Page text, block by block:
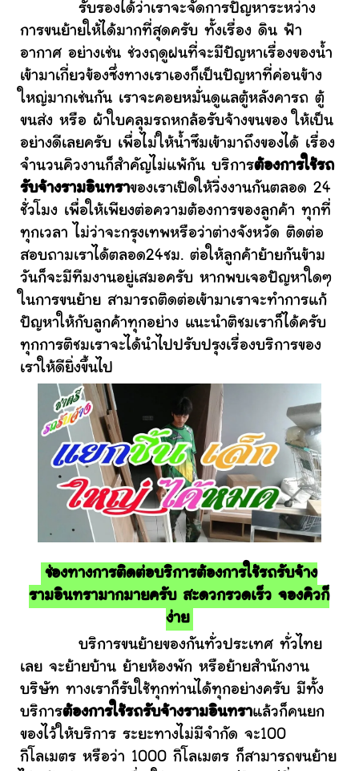
รับรองได้ว่าเราจะจัดการปัญหาระหว่าง
การขนย้ายให้ได้มากที่สุดครับ ทั้งเรื่อง ดิน ฟ้า
อากาศ อย่างเช่น ช่วงฤดูฝนที่จะมีปัญหาเรื่องของน้ำ
เข้ามาเกี่ยวข้องซึ่งทางเราเองก็เป็นปัญหาที่ค่อนข้าง
ใหญ่มากเช่นกัน เราจะคอยหมั่นดูแลตู้หลังคารถ ตู้
ขนส่ง หรือ ผ้าใบคลุมรถหกล้อรับจ้างขนของ ให้เป็น
อย่างดีเลยครับ เพื่อไม่ให้น้ำซึมเข้ามาถึงของได้ เรื่อง
จำนวนคิวงานก็สำคัญไม่แพ้กัน บริการต้องการใช้รถ
รับจ้างรามอินทราของเราเปิดให้วิ่งงานกันตลอด 24
ชั่วโมง เพื่อให้เพียงต่อความต้องการของลูกค้า ทุกที่
ทุกเวลา ไม่ว่าจะกรุงเทพหรือว่าต่างจังหวัด ติดต่อ
สอบถามเราได้ตลอด24ชม. ต่อให้ลูกค้าย้ายกันข้าม
วันก็จะมีทีมงานอยู่เสมอครับ หากพบเจอปัญหาใดๆ
ในการขนย้าย สามารถติดต่อเข้ามาเราจะทำการแก้
ปัญหาให้กับลูกค้าทุกอย่าง แนะนำติชมเราก็ได้ครับ
ทุกการติชมเราจะได้นำไปปรับปรุงเรื่องบริการของ
เราให้ดียิ่งขึ้นไป
ช่องทางการติดต่อบริการต้องการใช้รถรับจ้าง
รามอินทรามากมายครับ สะดวกรวดเร็ว จองคิวก็
ง่าย
บริการขนย้ายของกันทั่วประเทศ ทั่วไทย
เลย จะย้ายบ้าน ย้ายห้องพัก หรือย้ายสำนักงาน
บริษัท ทางเราก็รับใช้ทุกท่านได้ทุกอย่างครับ มีทั้ง
บริการต้องการใช้รถรับจ้างรามอินทราแล้วก็คนยก
ของไว้ให้บริการ ระยะทางไม่มีจำกัด จะ100
กิโลเมตร หรือว่า 1000 กิโลเมตร ก็สามารถขนย้าย